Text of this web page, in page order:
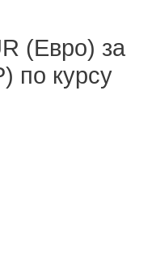
(Евро) за
по курсу